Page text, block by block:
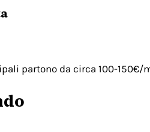
partono da circa 100-150€/